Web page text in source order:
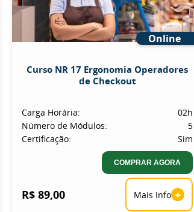
Online
Curso NR 17 Ergonomia Operadores
de Checkout
Carga Horária:
02h
Número de Módulos:
5
Certificação:
Sim
COMPRAR AGORA
R$ 89,00 Mais Info +